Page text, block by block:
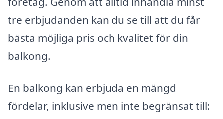
tre erbjudanden kan du se till att du får
bästa möjliga pris och kvalitet för din
balkong.
En balkong kan erbjuda en mängd
fördelar, inklusive men inte begränsat till: